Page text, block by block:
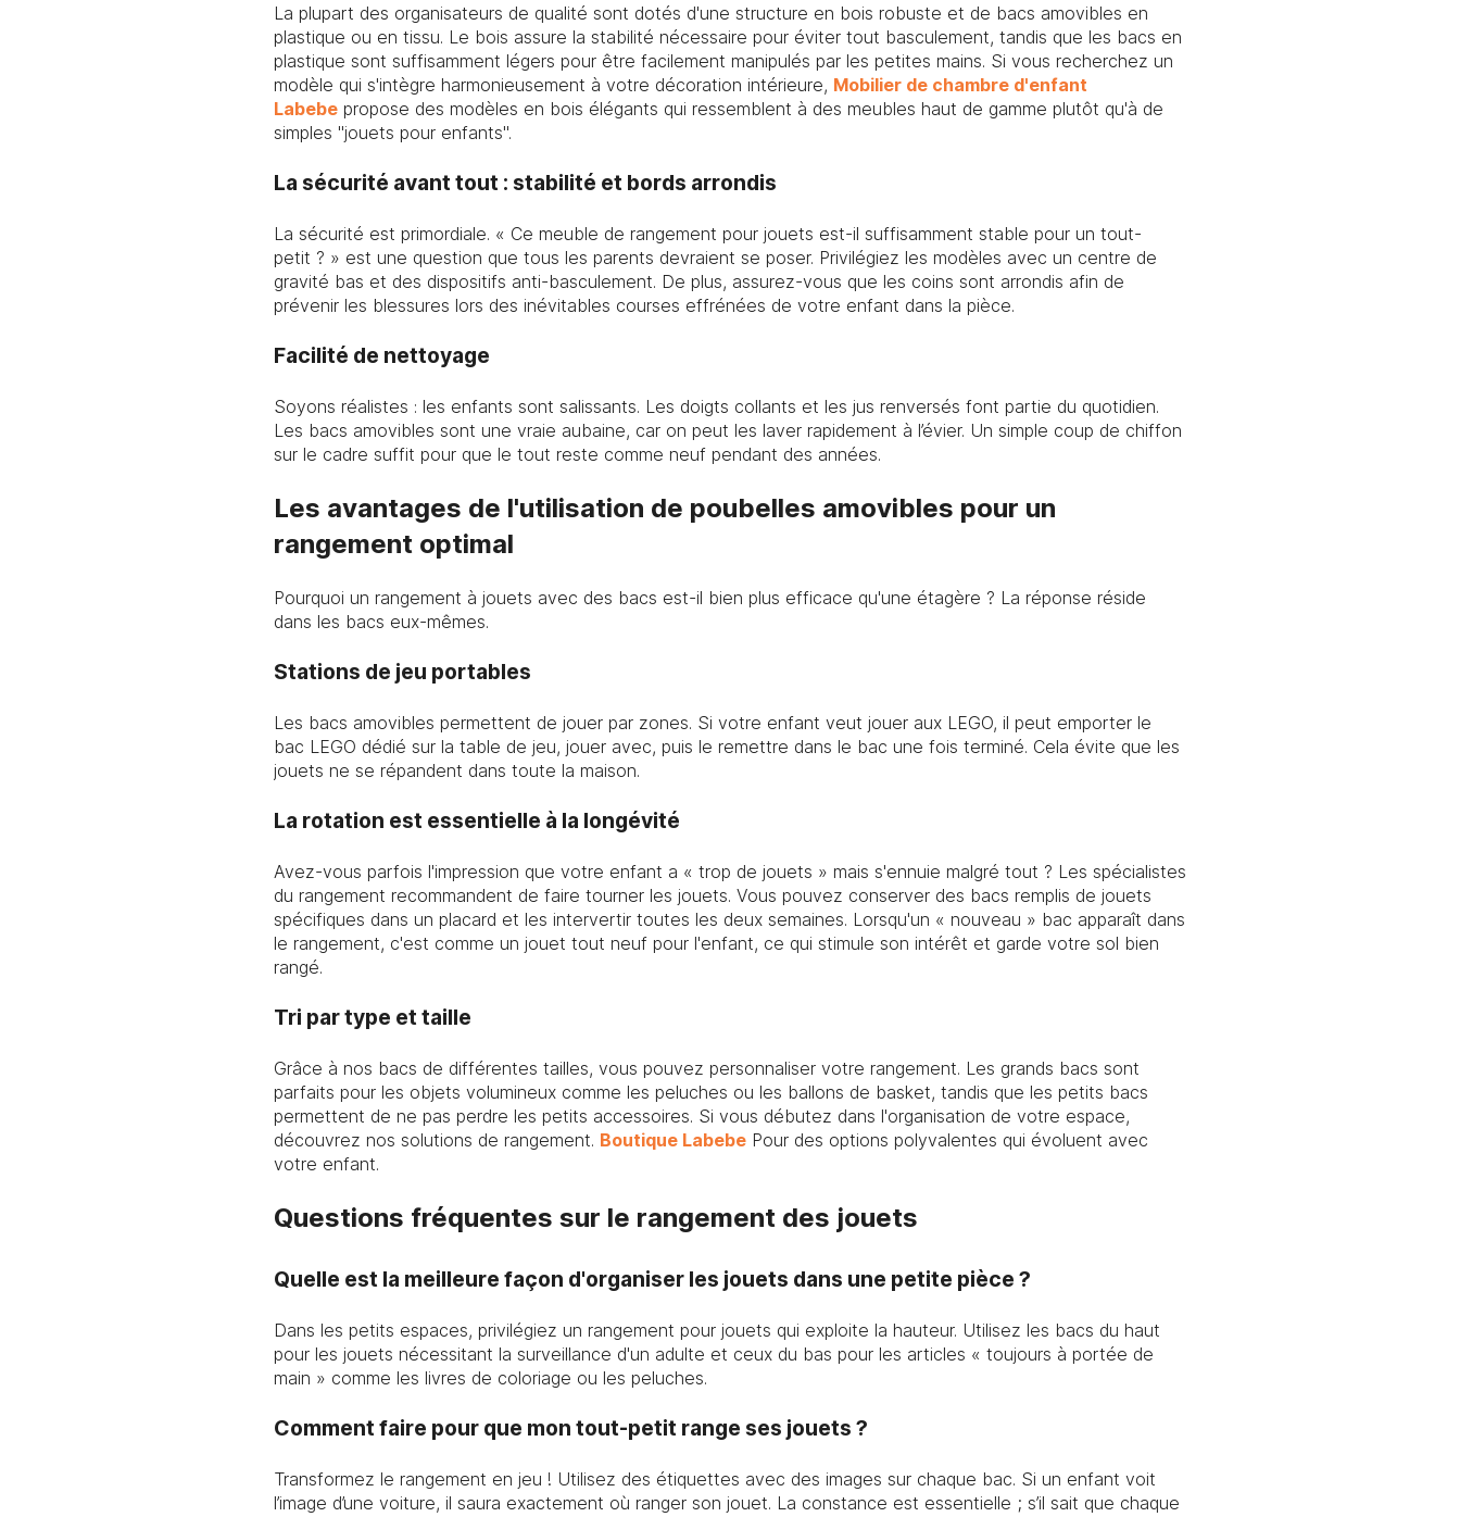
La plupart des organisateurs de qualité sont dotés d'une structure en bois robuste et de bacs amovibles en
plastique ou en tissu. Le bois assure la stabilité nécessaire pour éviter tout basculement, tandis que les bacs en
plastique sont suffisamment légers pour être facilement manipulés par les petites mains. Si vous recherchez un
modèle qui s'intègre harmonieusement à votre décoration intérieure, Mobilier de chambre d'enfant
Labebe propose des modèles en bois élégants qui ressemblent à des meubles haut de gamme plutôt qu'à de
simples "jouets pour enfants".
La sécurité avant tout : stabilité et bords arrondis
La sécurité est primordiale. « Ce meuble de rangement pour jouets est-il suffisamment stable pour un tout-
petit ? » est une question que tous les parents devraient se poser. Privilégiez les modèles avec un centre de
gravité bas et des dispositifs anti-basculement. De plus, assurez-vous que les coins sont arrondis afin de
prévenir les blessures lors des inévitables courses effrénées de votre enfant dans la pièce.
Facilité de nettoyage
Soyons réalistes : les enfants sont salissants. Les doigts collants et les jus renversés font partie du quotidien.
Les bacs amovibles sont une vraie aubaine, car on peut les laver rapidement à l’évier. Un simple coup de chiffon
sur le cadre suffit pour que le tout reste comme neuf pendant des années.
Les avantages de l'utilisation de poubelles amovibles pour un
rangement optimal
Pourquoi un rangement à jouets avec des bacs est-il bien plus efficace qu'une étagère ? La réponse réside
dans les bacs eux-mêmes.
Stations de jeu portables
Les bacs amovibles permettent de jouer par zones. Si votre enfant veut jouer aux LEGO, il peut emporter le
bac LEGO dédié sur la table de jeu, jouer avec, puis le remettre dans le bac une fois terminé. Cela évite que les
jouets ne se répandent dans toute la maison.
La rotation est essentielle à la longévité
Avez-vous parfois l'impression que votre enfant a « trop de jouets » mais s'ennuie malgré tout ? Les spécialistes
du rangement recommandent de faire tourner les jouets. Vous pouvez conserver des bacs remplis de jouets
spécifiques dans un placard et les intervertir toutes les deux semaines. Lorsqu'un « nouveau » bac apparaît dans
le rangement, c'est comme un jouet tout neuf pour l'enfant, ce qui stimule son intérêt et garde votre sol bien
rangé.
Tri par type et taille
Grâce à nos bacs de différentes tailles, vous pouvez personnaliser votre rangement. Les grands bacs sont
parfaits pour les objets volumineux comme les peluches ou les ballons de basket, tandis que les petits bacs
permettent de ne pas perdre les petits accessoires. Si vous débutez dans l'organisation de votre espace,
découvrez nos solutions de rangement. Boutique Labebe Pour des options polyvalentes qui évoluent avec
votre enfant.
Questions fréquentes sur le rangement des jouets
Quelle est la meilleure façon d'organiser les jouets dans une petite pièce ?
Dans les petits espaces, privilégiez un rangement pour jouets qui exploite la hauteur. Utilisez les bacs du haut
pour les jouets nécessitant la surveillance d'un adulte et ceux du bas pour les articles « toujours à portée de
main » comme les livres de coloriage ou les peluches.
Comment faire pour que mon tout-petit range ses jouets ?
Transformez le rangement en jeu ! Utilisez des étiquettes avec des images sur chaque bac. Si un enfant voit
l’image d’une voiture, il saura exactement où ranger son jouet. La constance est essentielle ; s’il sait que chaque